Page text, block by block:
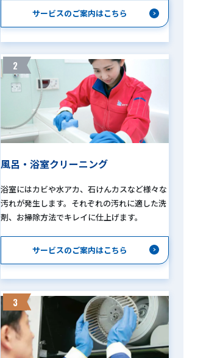
サービスのご案内はこちら
2
風呂・浴室クリーニング
浴室にはカビや水アカ、石けんカスなど様々な
汚れが発生します。それぞれの汚れに適した洗
剤、お掃除方法でキレイに仕上げます。
サービスのご案内はこちら
3